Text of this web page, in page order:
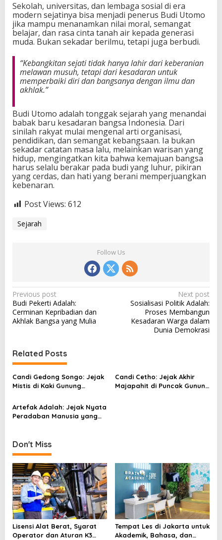
Sekolah, universitas, dan lembaga sosial di era
modern sejatinya bisa menjadi penerus Budi Utomo
jika mampu menanamkan nilai moral, semangat
belajar, dan rasa cinta tanah air kepada generasi
muda. Bukan sekadar berilmu, tetapi juga berbudi.
“Kebangkitan sejati tidak hanya lahir dari keberanian
melawan musuh, tetapi dari kesadaran untuk
memperbaiki diri dan bangsanya dengan ilmu dan
akhlak.”
Budi Utomo adalah tonggak sejarah yang menandai
babak baru kesadaran bangsa Indonesia. Dari
sinilah rakyat mulai mengenal arti organisasi,
pendidikan, dan semangat kebangsaan. Ia bukan
sekadar catatan masa lalu, melainkan warisan yang
hidup, mengingatkan kita bahwa kemajuan bangsa
harus selalu berakar pada budi yang luhur, pikiran
yang cerdas, dan hati yang berani memperjuangkan
kebenaran.
Post Views: 612
Sejarah
Follow Us
P
o
s
n
a
v
i
g
a
i
o
n
Previous post
Budi Pekerti Adalah:
Cerminan Kepribadian dan
Akhlak Bangsa yang Mulia
Next post
Sosialisasi Politik Adalah:
Proses Membangun
Kesadaran Warga dalam
Dunia Demokrasi
Related Posts
Candi Gedong Songo: Jejak
Mistis di Kaki Gunung
Candi Cetho: Jejak Akhir
Majapahit di Puncak Gunung
Artefak Adalah: Jejak Nyata
Peradaban Manusia yang
Don't Miss
Lisensi Alat Berat, Syarat
Operator dan Aturan K3
Tempat Les di Jakarta untuk
Akademik, Bahasa, dan